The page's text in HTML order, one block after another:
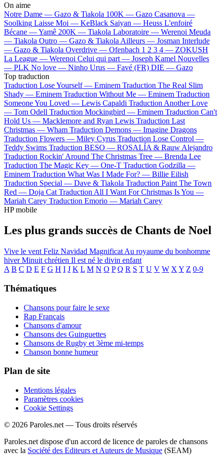
On aime
Notre Dame — Gazo & Tiakola 100K — Gazo Casanova —
Soolking Laisse Moi — KeBlack Saiyan — Heuss L'enfoiré
Bécane —Yamê 200K — Tiakola Laboratoire — Werenoi Meuda
— Tiakola Outro — Gazo & Tiakola Ailleurs — Josman Interlude
— Gazo & Tiakola Overdrive — Ofenbach 1 2 3 4 — ZOKUSH
La League — Werenoi Celui qui part — Joseph Kamel Nouvelles
— PLK No love — Ninho Urus — Favé (FR) DIE — Gazo
Top traduction
Traduction Lose Yourself — Eminem Traduction The Real Slim
Shady — Eminem Traduction Without Me — Eminem Traduction
Someone You Loved — Lewis Capaldi Traduction Another Love
— Tom Odell Traduction Mockingbird — Eminem Traduction Can't
Hold Us — Macklemore and Ryan Lewis Traduction Last
Christmas — Wham Traduction Demons — Imagine Dragons
Traduction Flowers — Miley Cyrus Traduction Lose Control —
Teddy Swims Traduction BESO — ROSALÍA & Rauw Alejandro
Traduction Rockin' Around The Christmas Tree — Brenda Lee
Traduction The Magic Key — One-T Traduction Godzilla —
Eminem Traduction What Was I Made For? — Billie Eilish
Traduction Special — Dave & Tiakola Traduction Paint The Town
Red — Doja Cat Traduction All I Want For Christmas Is You —
Mariah Carey Traduction Emorio — Mariah Carey
HP mobile
Les plus grands succès de Chants de Noel
Vive le vent Feliz Navidad Magnificat Au royaume du bonhomme
hiverMinuit chrétien Il est né le divin enfant
A B C D E F G H I J K L M N O P Q R S T U V W X Y Z 0-9
Thématiques
Chansons pour faire le sexe
Rap Français
Chansons d'amour
Chansons des Guinguettes
Chansons de Rugby et 3ème mi-temps
Chanson bonne humeur
Plan de site
Mentions légales
Paramètres cookies
Cookie Settings
© 2026 Paroles.net — Tous droits réservés
Paroles.net dispose d'un accord de licence de paroles de chansons
avec la Société des Editeurs et Auteurs de Musique (SEAM)